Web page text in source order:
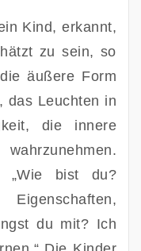
Kind, erkannt,
zu sein, so
äußere Form
das Leuchten in
die innere
„Wie bist du?
du mit? Ich